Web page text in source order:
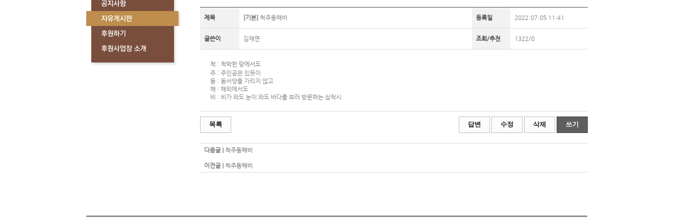
제목 [기본] 척주동해비 등록일 2022.07.05 11:41
글쓴이 김채연 조회/추천 1322/0
척 : 척박한 땅에서도
주 : 주인공은 있듯이
동 : 동서양을 가리지 않고
해 : 해외에서도
비 : 비가 와도 눈이 와도 바다를 보러 방문하는 삼척시
목록 답변 수정 삭제 쓰기
다음글 | 척주동해비
이전글 | 척주동해비